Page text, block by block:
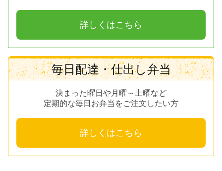
詳しくはこちら
毎日配達・仕出し弁当
決まった曜日や月曜～土曜など
定期的な毎日お弁当をご注文したい方
詳しくはこちら